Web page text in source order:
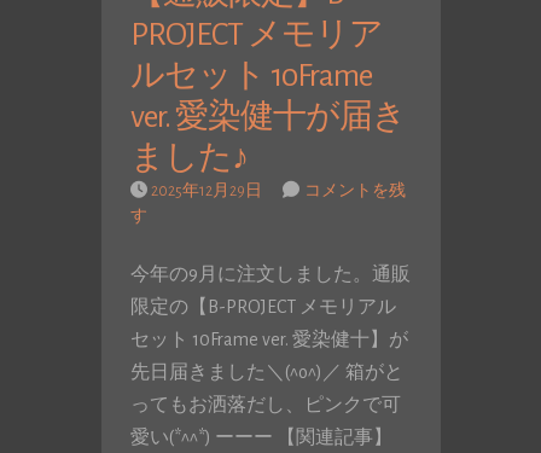
PROJECT メモリア
ルセット 10Frame
ver. 愛染健十が届き
ました♪
2025年12月29日
コメントを残
す
今年の9月に注文しました。通販
限定の【B-PROJECT メモリアル
セット 10Frame ver. 愛染健十】が
先日届きました＼(^o^)／ 箱がと
ってもお洒落だし、ピンクで可
愛い(*^^*) ーーー 【関連記事】